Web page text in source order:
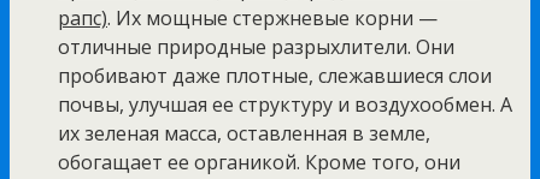
рапс). Их мощные стержневые корни —
отличные природные разрыхлители. Они
пробивают даже плотные, слежавшиеся слои
почвы, улучшая ее структуру и воздухообмен. А
их зеленая масса, оставленная в земле,
обогащает ее органикой. Кроме того, они